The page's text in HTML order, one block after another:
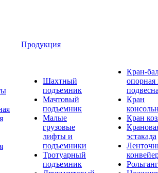
Продукция
Шахтный
подъемник
Мачтовый
подъемник
Малые
грузовые
лифты и
подъемники
Тротуарный
подъемник
Кран-
опорная
Кран
Кран
эстакада